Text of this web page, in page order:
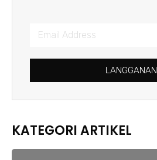
LANGGANAN
KATEGORI ARTIKEL